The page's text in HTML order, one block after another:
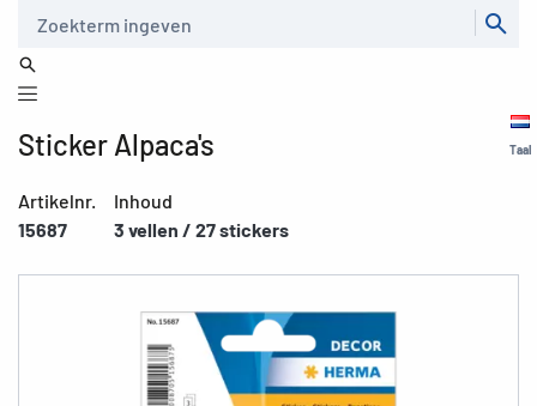
Taal
Sticker Alpaca's
Artikelnr.
15687
Inhoud
3 vellen / 27 stickers